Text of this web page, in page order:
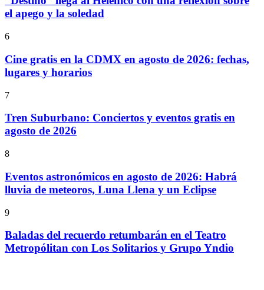
el apego y la soledad
6
Cine gratis en la CDMX en agosto de 2026: fechas,
lugares y horarios
7
Tren Suburbano: Conciertos y eventos gratis en
agosto de 2026
8
Eventos astronómicos en agosto de 2026: Habrá
lluvia de meteoros, Luna Llena y un Eclipse
9
Baladas del recuerdo retumbarán en el Teatro
Metropólitan con Los Solitarios y Grupo Yndio